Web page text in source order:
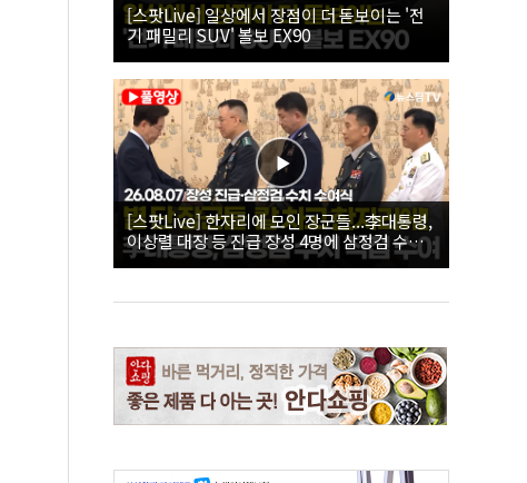
[스팟Live] 일상에서 장점이 더 돋보이는 '전
기 패밀리 SUV' 볼보 EX90
[스팟Live] 한자리에 모인 장군들...李대통령,
이상렬 대장 등 진급 장성 4명에 삼정검 수치
직접 수여｜26.08.07 장성 진급·삼정검 수치